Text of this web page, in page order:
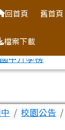
國中
回首頁 舊首頁
檔案下載
域校園公告